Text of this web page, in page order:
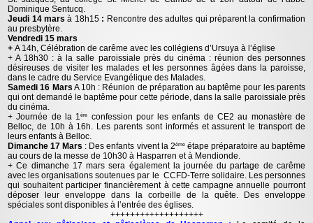
Dominique Sentucq.
Jeudi 14 marsà 18h15 : Rencontre des adultes qui préparent la confirmation
au presbytère.
Vendredi 15 mars
+A 14h, Célébration de carême avec les collégiens d’Ursuya à l’église
+ A 18h30 : à la salle paroissiale près du cinéma : réunion des personnes
désireuses de visiter les malades et les personnes âgées dans la paroisse,
dans le cadre du Service Evangélique des Malades.
Samedi 16 Mars A 10h : Réunion de préparation au baptême pour les parents
qui ont demandé le baptême pour cette période, dans la salle paroissiale près
du cinéma.
+ Journée de la 1ère
confession pour les enfants de CE2 au monastère de
Belloc, de 10h à 16h. Les parents sont informés et assurent le transport de
leurs enfants à Belloc.
Dimanche 17 Mars : Des enfants vivent la 2èmeétape préparatoire au baptême
au cours de la messe de 10h30 à Hasparren et à Mendionde.
+ Ce dimanche 17 mars sera également la journée du partage de carême
avec les organisations soutenues par le CCFD-Terre solidaire. Les personnes
qui souhaitent participer financièrement à cette campagne annuelle pourront
déposer leur enveloppe dans la corbeille de la quête. Des enveloppe
spéciales sont disponibles à l’entrée des églises.
+++++++++++++++++++